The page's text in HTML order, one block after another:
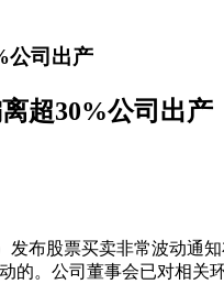
公司出产
超30%公司出产
布股票买卖非常波动通
的。公司董事会已对相